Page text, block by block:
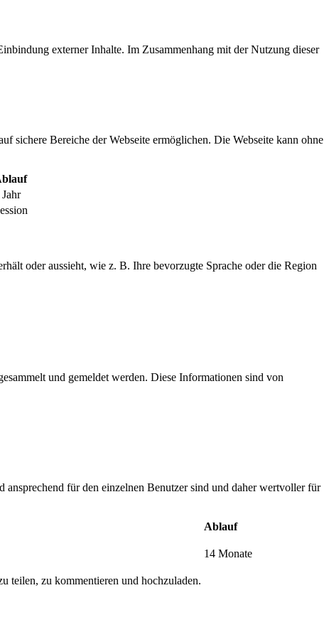
externer Inhalte. Im Zusammenhang mit der Nutzung dieser
sichere Bereiche der Webseite ermöglichen. Die Webseite kann ohne
Jahr
oder aussieht, wie z. B. Ihre bevorzugte Sprache oder die Region
und gemeldet werden. Diese Informationen sind von
für den einzelnen Benutzer sind und daher wertvoller für
Ablauf
14 Monate
teilen, zu kommentieren und hochzuladen.